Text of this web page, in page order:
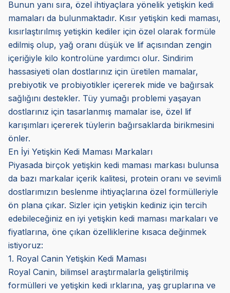
Bunun yanı sıra, özel ihtiyaçlara yönelik yetişkin kedi
mamaları da bulunmaktadır. Kısır yetişkin kedi maması,
kısırlaştırılmış yetişkin kediler için özel olarak formüle
edilmiş olup, yağ oranı düşük ve lif açısından zengin
içeriğiyle kilo kontrolüne yardımcı olur. Sindirim
hassasiyeti olan dostlarınız için üretilen mamalar,
prebiyotik ve probiyotikler içererek mide ve bağırsak
sağlığını destekler. Tüy yumağı problemi yaşayan
dostlarınız için tasarlanmış mamalar ise, özel lif
karışımları içererek tüylerin bağırsaklarda birikmesini
önler.
En İyi Yetişkin Kedi Maması Markaları
Piyasada birçok yetişkin kedi maması markası bulunsa
da bazı markalar içerik kalitesi, protein oranı ve sevimli
dostlarımızın beslenme ihtiyaçlarına özel formülleriyle
ön plana çıkar. Sizler için yetişkin kediniz için tercih
edebileceğiniz en iyi yetişkin kedi maması markaları ve
fiyatlarına, öne çıkan özelliklerine kısaca değinmek
istiyoruz:
1. Royal Canin Yetişkin Kedi Maması
Royal Canin, bilimsel araştırmalarla geliştirilmiş
formülleri ve yetişkin kedi ırklarına, yaş gruplarına ve